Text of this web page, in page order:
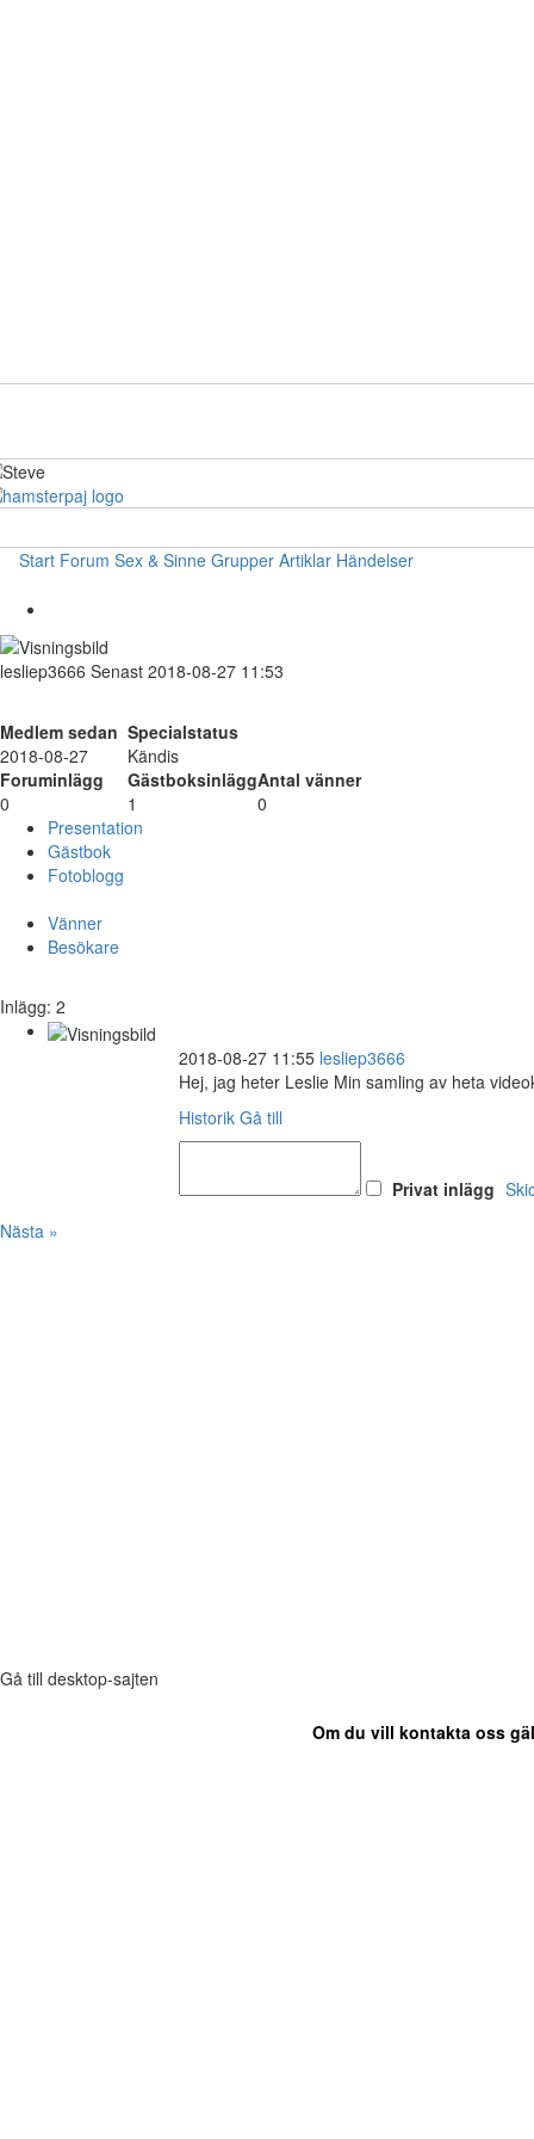
Start Forum Sex & Sinne Grupper Artiklar Händelser
lesliep3666 Senast 2018-08-27 11:53
Medlem sedan Specialstatus
2018-08-27
Kändis
Foruminlägg
GästboksinläggAntal vänner
0
1
0
Presentation
Gästbok
Fotoblogg
Vänner
Besökare
Inlägg: 2
2018-08-27 11:55 lesliep3666
Hej, jag heter Leslie Min samling av heta
Historik Gå till
Privat inlägg
Nästa »
Gå till desktop-sajten
Om du vill kontakta oss